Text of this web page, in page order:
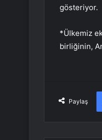
gösteriyor.
*Ülkemiz
birliğinin,
Paylaş